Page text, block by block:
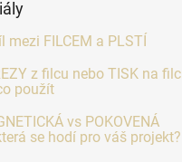
mezi FILCEM a PLSTÍ
z filcu nebo TISK na filc
použít
vs POKOVENÁ
se hodí pro váš projekt?